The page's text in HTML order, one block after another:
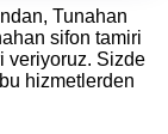
Tunahan
sifon tamiri
veriyoruz. Sizde
hizmetlerden